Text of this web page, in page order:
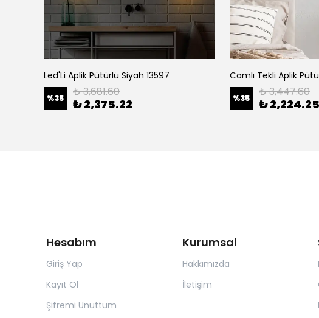
Led'Li Aplik Pütürlü Siyah 13597
%35 ₺ 3,681.60
₺ 2,375.22
Camlı Tekli Aplik
%35 ₺ 3,447.60
₺ 2,224.25
Hesabım
Giriş Yap
Kayıt Ol
Şifremi Unuttum
Kurumsal
Hakkımızda
İletişim